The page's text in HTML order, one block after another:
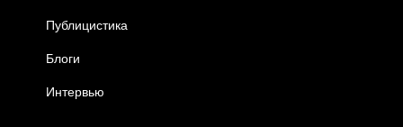
Публицистика
Блоги
Интервью